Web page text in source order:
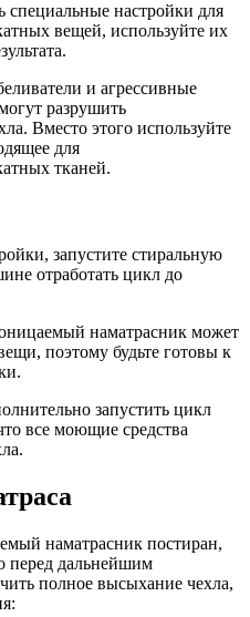
специальные настройки для
вещей, используйте их
и агрессивные
разрушить
Вместо этого используйте
для
тканей.
запустите стиральную
отработать цикл до
наматрасник может
поэтому будьте готовы к
запустить цикл
все моющие средства
наматрасник постиран,
перед дальнейшим
полное высыхание чехла,